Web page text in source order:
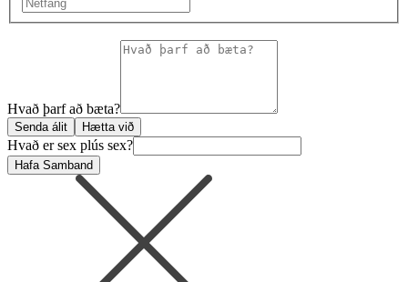
Hvað þarf að bæta?
Senda álit Hætta við
Hvað er sex plús sex?
Hafa Samband